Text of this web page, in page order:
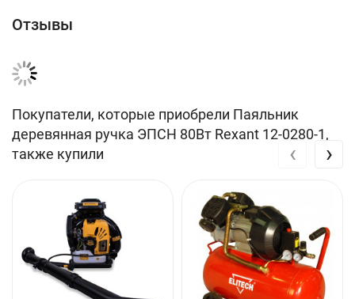
Напряжение: 230 В
Отзывы
Покупатели, которые приобрели Паяльник
деревянная ручка ЭПСН 80Вт Rexant 12-0280-1,
также купили
‹ ›